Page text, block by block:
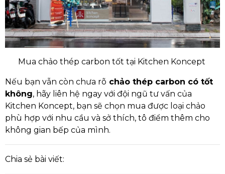
Mua chảo thép carbon tốt tại Kitchen Koncept
Nếu bạn vẫn còn chưa rõ chảo thép carbon có tốt
không, hãy liên hệ ngay với đội ngũ tư vấn của
Kitchen Koncept, bạn sẽ chọn mua được loại chảo
phù hợp với nhu cầu và sở thích, tô điểm thêm cho
không gian bếp của mình.
Chia sẻ bài viết: